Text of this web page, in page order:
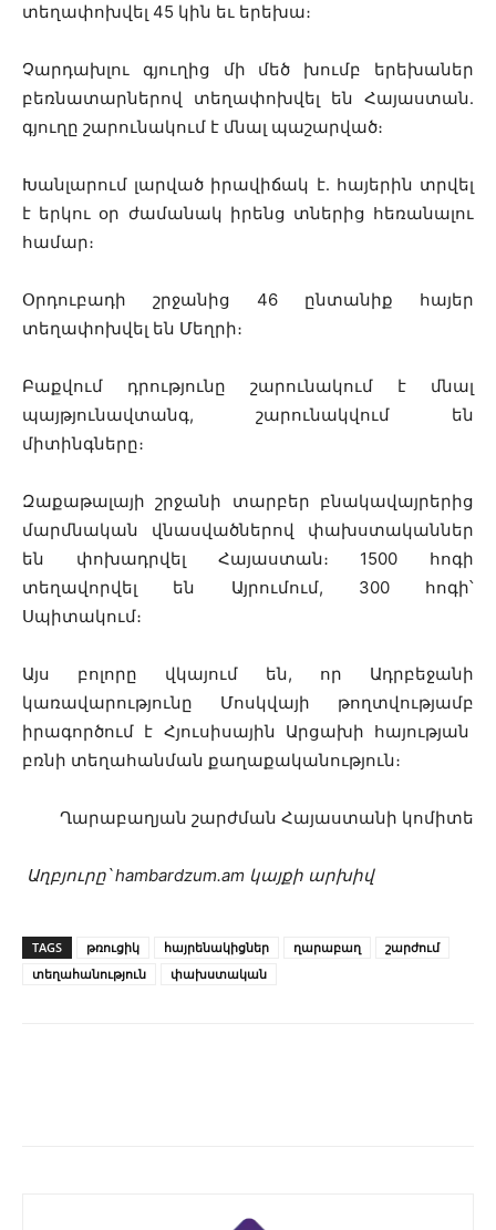
տեղափոխվել 45 կին եւ երեխա։
Չարդախլու գյուղից մի մեծ խումբ երեխաներ
բեռնատարներով տեղափոխվել են Հայաստան․
գյուղը շարունակում է մնալ պաշարված։
Խանլարում լարված իրավիճակ է․ հայերին տրվել
է երկու օր ժամանակ իրենց տներից հեռանալու
համար։
Օրդուբադի շրջանից 46 ընտանիք հայեր
տեղափոխվել են Մեղրի։
Բաքվում դրությունը շարունակում է մնալ
պայթյունավտանգ, շարունակվում են
միտինգները։
Զաքաթալայի շրջանի տարբեր բնակավայրերից
մարմնական վնասվածներով փախստականներ
են փոխադրվել Հայաստան։ 1500 հոգի
տեղավորվել են Այրումում, 300 հոգի՝
Սպիտակում։
Այս բոլորը վկայում են, որ Ադրբեջանի
կառավարությունը Մոսկվայի թողտվությամբ
իրագործում է Հյուսիսային Արցախի հայության
բռնի տեղահանման քաղաքականություն։
Ղարաբաղյան շարժման Հայաստանի կոմիտե
Աղբյուրը՝ hambardzum.am կայքի արխիվ
TAGS թռուցիկ հայրենակիցներ ղարաբաղ
շարժում
տեղահանություն
փախստական